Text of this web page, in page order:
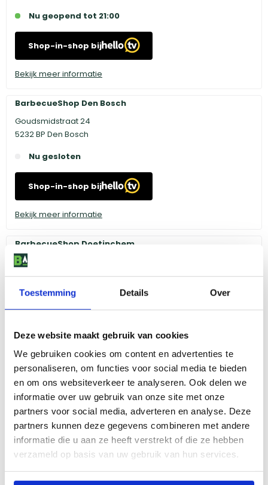
Toestemming Details Over
Deze website maakt gebruik van cookies
We gebruiken cookies om content en advertenties te
personaliseren, om functies voor social media te bieden
en om ons websiteverkeer te analyseren. Ook delen we
informatie over uw gebruik van onze site met onze
partners voor social media, adverteren en analyse. Deze
partners kunnen deze gegevens combineren met andere
informatie die u aan ze heeft verstrekt of die ze hebben
verzameld op basis van uw gebruik van hun services.
Nu geopend tot 21:00
Shop-in-shop bij
Bekijk meer informatie
BarbecueShop Den Bosch
Goudsmidstraat 24
5232 BP Den Bosch
Nu gesloten
Shop-in-shop bij
Bekijk meer informatie
BarbecueShop Doetinchem
Innovatieweg 18
7007 CD Doetinchem
Nu gesloten
Bekijk meer informatie
BarbecueShop Duiven
Nieuwgraaf 13
6921 RJ Duiven
Nu gesloten